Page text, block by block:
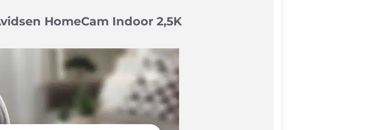
HomeCam Indoor 2,5K